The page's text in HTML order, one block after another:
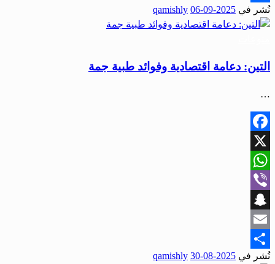
Share
نُشر في 2025-09-06
qamishly
التين: دعامة اقتصادية وفوائد طبية جمة
…
Facebook
X
WhatsApp
Viber
Snapchat
Email
Share
نُشر في 2025-08-30
qamishly